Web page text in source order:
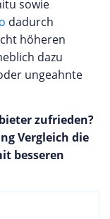
sowie
dadurch
höheren
dazu
ungeahnte
zufrieden?
Vergleich die
besseren